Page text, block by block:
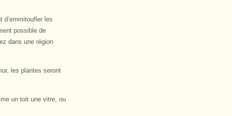
les
possible de
dans une région
les plantes seront
un toit une vitre, ou